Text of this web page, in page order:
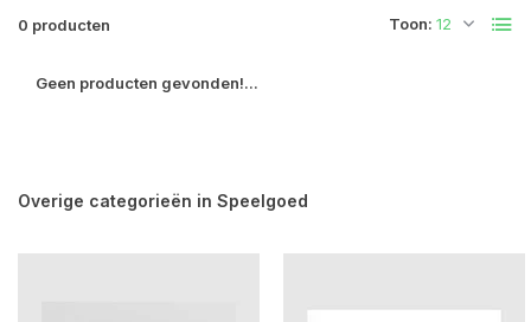
0 producten Toon:
Geen producten gevonden!...
Overige categorieën in Speelgoed